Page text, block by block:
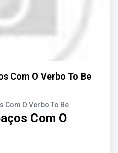
Com O Verbo To Be
Com O Verbo To Be
Com O